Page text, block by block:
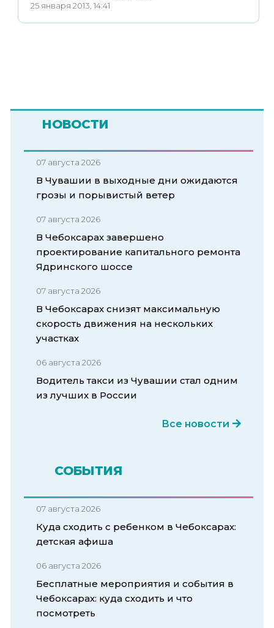
25 января 2013, 14:41
НОВОСТИ
07 августа 2026
В Чувашии в выходные дни ожидаются
грозы и порывистый ветер
07 августа 2026
В Чебоксарах завершено
проектирование капитального ремонта
Ядринского шоссе
07 августа 2026
В Чебоксарах снизят максимальную
скорость движения на нескольких
участках
06 августа 2026
Водитель такси из Чувашии стал одним
из лучших в России
Все новости
СОБЫТИЯ
07 августа 2026
Куда сходить с ребенком в Чебоксарах:
детская афиша
06 августа 2026
Бесплатные мероприятия и события в
Чебоксарах: куда сходить и что
посмотреть